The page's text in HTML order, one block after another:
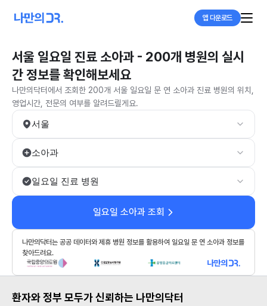
앱 다운로드
서울 일요일 진료 소아과 - 200개 병원의 실시
간 정보를 확인해보세요
나만의닥터에서 조회한 200개 서울 일요일 문 연 소아과 진료 병원의 위치,
영업시간, 전문의 여부를 알려드릴게요.
서울
소아과
일요일 진료 병원
일요일 소아과 조회
나만의닥터는 공공 데이터와 제휴 병원 정보를 활용하여 일요일 문 연 소아과 정보를
찾아드려요.
환자와 정부 모두가 신뢰하는 나만의닥터